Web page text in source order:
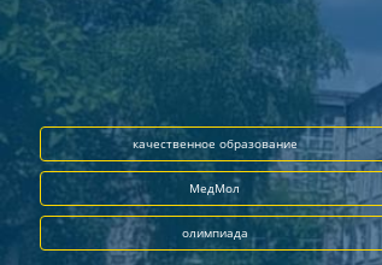
качественное образование
МедМол
олимпиада